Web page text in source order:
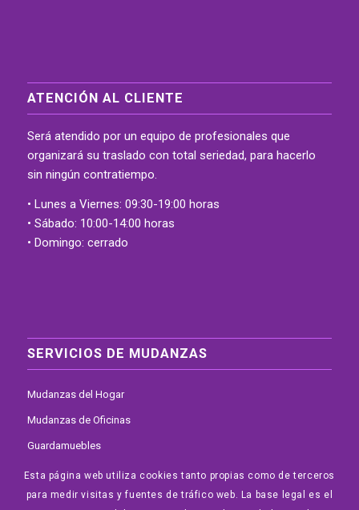
ATENCIÓN AL CLIENTE
Será atendido por un equipo de profesionales que
organizará su traslado con total seriedad, para hacerlo
sin ningún contratiempo.
• Lunes a Viernes: 09:30-19:00 horas
• Sábado: 10:00-14:00 horas
• Domingo: cerrado
SERVICIOS DE MUDANZAS
Mudanzas del Hogar
Mudanzas de Oficinas
Guardamuebles
Elevador por Fachada
Mudanzas Internacionales
Esta página web utiliza cookies tanto propias como de terceros
para medir visitas y fuentes de tráfico web. La base legal es el